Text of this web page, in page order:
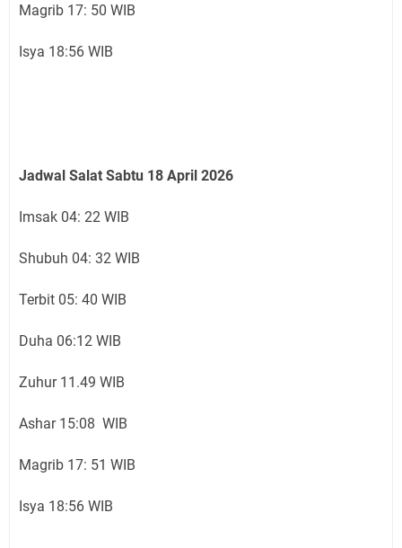
Magrib 17: 50 WIB
Isya 18:56 WIB
Jadwal Salat Sabtu 18 April 2026
Imsak 04: 22 WIB
Shubuh 04: 32 WIB
Terbit 05: 40 WIB
Duha 06:12 WIB
Zuhur 11.49 WIB
Ashar 15:08 WIB
Magrib 17: 51 WIB
Isya 18:56 WIB